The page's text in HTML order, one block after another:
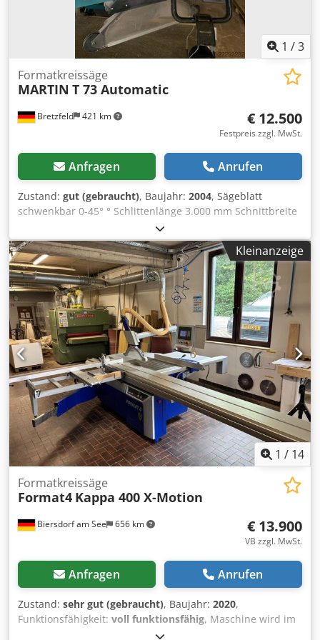
1 /3
Bretzfeld 421 km
Formatkreissäge
MARTIN T 73 Automatic
€ 12.500
Festpreis zzgl. MwSt.
Anfragen Anrufen
Zustand: gut (gebraucht), Baujahr: 2004, Sägeblatt
schwenkbar 0-45° ° Schlittenlänge 3.000 mm Schnittbreite
1.100 mm Motorleistung 5,5 kW Schnitthöhe 170 mm
Dcodszkl H Iepfx Am Ejk Sägeblattdurchmesser 250 - 500
mm Drehzahl 2.800/4.000/5.500 U/min. Maschinengewicht
ca, 1.950 kg - elektromotorisch verfahrbarer
Parallelanschlag, Schnittbreite 1.100 mm - Digitalanzeige
am Queranschlag
Kleinanzeige
1 / 14
Biersdorf am See 656 km
Formatkreissäge
Format4 Kappa 400 X-Motion
€ 13.900
VB zzgl. MwSt.
Anfragen Anrufen
Zustand: sehr gut (gebraucht), Baujahr: 2020,
Funktionsfähigkeit: voll funktionsfähig, Maschine wird im
Kundenauftrag verkauft. Formatschiebetisch 3200 mm mit